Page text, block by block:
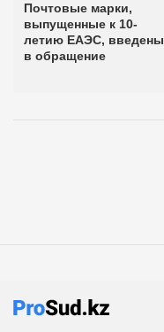
Почтовые марки,
выпущенные к 10-
летию ЕАЭС, введены
в обращение